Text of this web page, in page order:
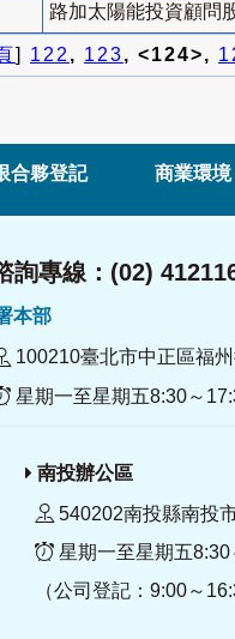
路加太陽能投資顧問
] 122, 123, <124>,
合夥登記 商業環境
詢專線：(02)
本部
100210臺北市中正區福
星期一至星期五8:30～
南投辦公區
540202南投縣南投
星期一至星期五8:30
（公司登記：9:00～